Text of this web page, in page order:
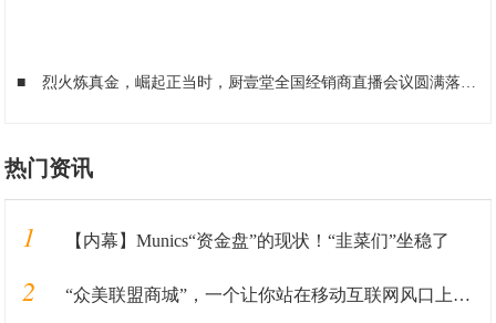
■ 烈火炼真金，崛起正当时，厨壹堂全国经销商直播会议圆满落幕
热门资讯
1 【内幕】Munics“资金盘”的现状！“韭菜们”坐稳了
2 “众美联盟商城”，一个让你站在移动互联网风口上的机会